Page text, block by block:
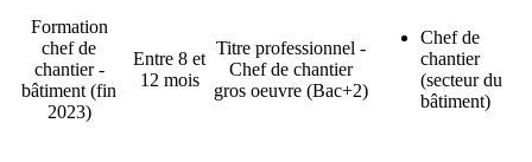
Formation
chef de
chantier -
bâtiment (fin
2023)
Entre 8 et
12 mois
Titre professionnel -
Chef de chantier
gros oeuvre (Bac+2)
Chef de
chantier
(secteur du
bâtiment)